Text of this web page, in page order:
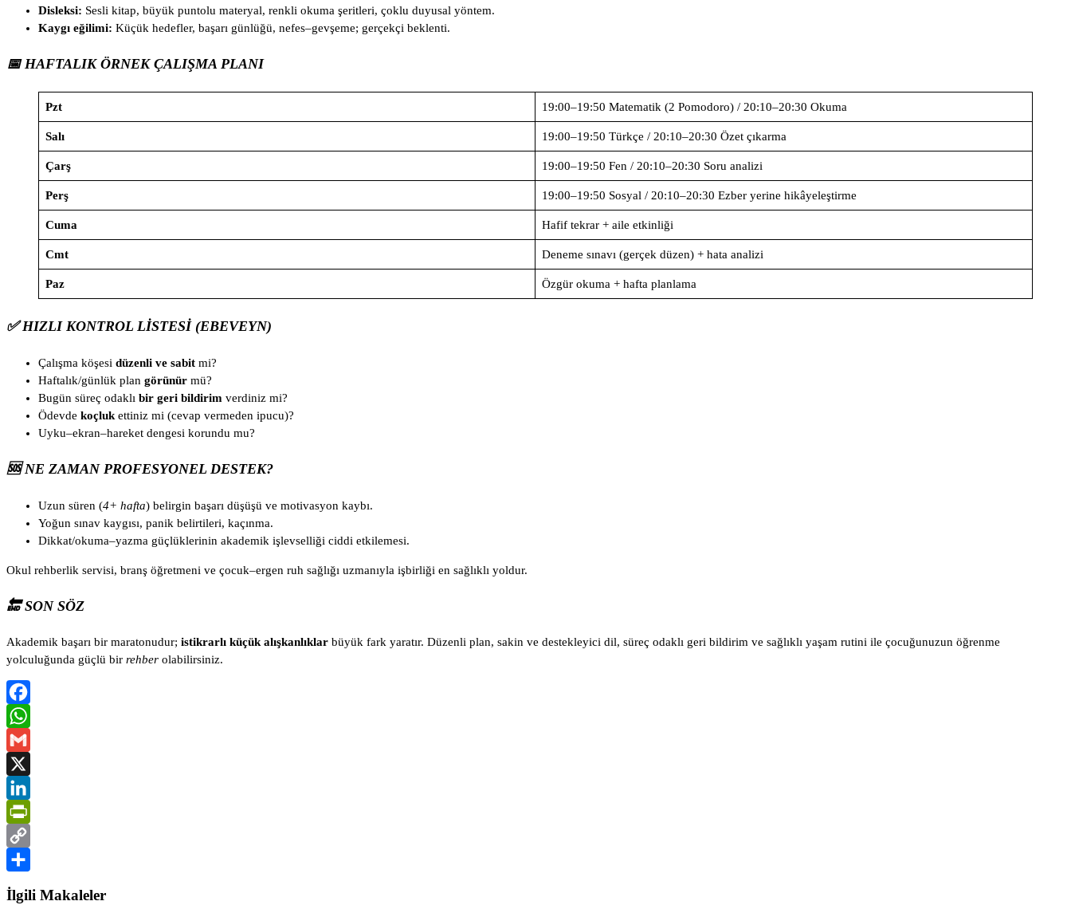
Disleksi: Sesli kitap, büyük puntolu materyal, renkli okuma şeritleri, çoklu duyusal yöntem.
Kaygı eğilimi: Küçük hedefler, başarı günlüğü, nefes–gevşeme; gerçekçi beklenti.
📅 HAFTALIK ÖRNEK ÇALIŞMA PLANI
Pzt 19:00–19:50 Matematik (2 Pomodoro) / 20:10–20:30 Okuma
Salı 19:00–19:50 Türkçe / 20:10–20:30 Özet çıkarma
Çarş 19:00–19:50 Fen / 20:10–20:30 Soru analizi
Perş 19:00–19:50 Sosyal / 20:10–20:30 Ezber yerine hikâyeleştirme
Cuma Hafif tekrar + aile etkinliği
Cmt Deneme sınavı (gerçek düzen) + hata analizi
Paz Özgür okuma + hafta planlama
✅ HIZLI KONTROL LISTESI (EBEVEYN)
Çalışma köşesi düzenli ve sabit mi?
Haftalık/günlük plan görünür mü?
Bugün süreç odaklı bir geri bildirim verdiniz mi?
Ödevde koçluk ettiniz mi (cevap vermeden ipucu)?
Uyku–ekran–hareket dengesi korundu mu?
🆘 NE ZAMAN PROFESYONEL DESTEK?
Uzun süren (4+ hafta) belirgin başarı düşüşü ve motivasyon kaybı.
Yoğun sınav kaygısı, panik belirtileri, kaçınma.
Dikkat/okuma–yazma güçlüklerinin akademik işlevselliği ciddi etkilemesi.
Okul rehberlik servisi, branş öğretmeni ve çocuk–ergen ruh sağlığı uzmanıyla işbirliği en sağlıklı yoldur.
🔚 SON SÖZ
Akademik başarı bir maratonudur; istikrarlı küçük alışkanlıklar büyük fark yaratır. Düzenli plan, sakin ve destekleyici dil, süreç odaklı geri bildirim ve sağlıklı yaşam rutini ile çocuğunuzun öğrenme
yolculuğunda güçlü bir rehber olabilirsiniz.
Facebook
WhatsApp
Gmail
X
LinkedIn
PrintFriendly
Copy
Link
Share
İlgili Makaleler